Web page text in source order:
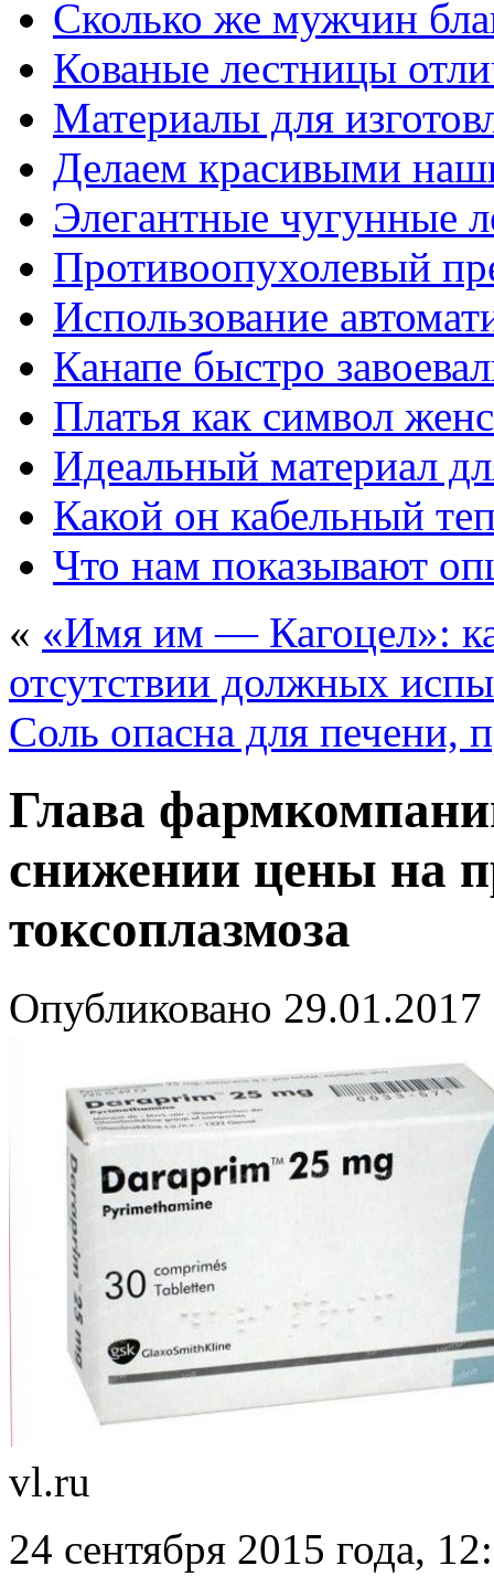
Сколько же мужчин
Кованые лестницы
Материалы для
Делаем красивыми
Элегантные чугунные
Противоопухолевый
Использование
Канапе быстро
Платья как символ
Идеальный материал
Какой он кабельный
Что нам показывают
« «Имя им — Кагоцел»:
отсутствии должных
Соль опасна для печени,
Глава
снижении цены на
токсоплазмоза
Опубликовано 29.01.2017
vl.ru
24 сентября 2015 года,